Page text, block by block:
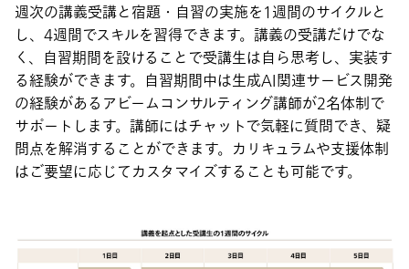
週次の講義受講と宿題・自習の実施を1週間のサイクルと
し、4週間でスキルを習得できます。講義の受講だけでな
く、自習期間を設けることで受講生は自ら思考し、実装す
る経験ができます。自習期間中は生成AI関連サービス開発
の経験があるアビームコンサルティング講師が2名体制で
サポートします。講師にはチャットで気軽に質問でき、疑
問点を解消することができます。カリキュラムや支援体制
はご要望に応じてカスタマイズすることも可能です。